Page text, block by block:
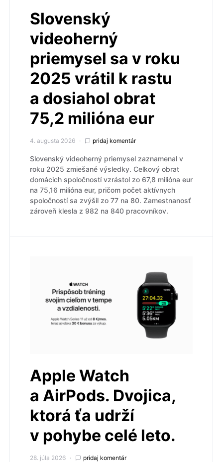
Slovenský
videoherný
priemysel sa v roku
2025 vrátil k rastu
a dosiahol obrat
75,2 milióna eur
4. augusta 2026 pridaj komentár
Slovenský videoherný priemysel zaznamenal v
roku 2025 zmiešané výsledky. Celkový obrat
domácich spoločností vzrástol zo 67,8 milióna eur
na 75,16 milióna eur, pričom počet aktívnych
spoločností sa zvýšil zo 77 na 80. Zamestnanosť
zároveň klesla z 982 na 840 pracovníkov.
Apple Watch
a AirPods. Dvojica,
ktorá ťa udrží
v pohybe celé leto.
28. júla 2026 pridaj komentár